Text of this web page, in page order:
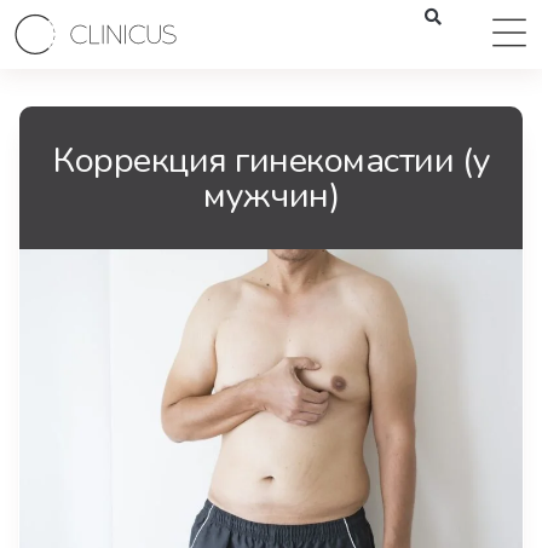
Коррекция гинекомастии (у
мужчин)